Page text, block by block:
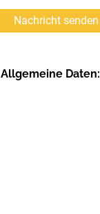
Nachricht senden
Allgemeine Daten: